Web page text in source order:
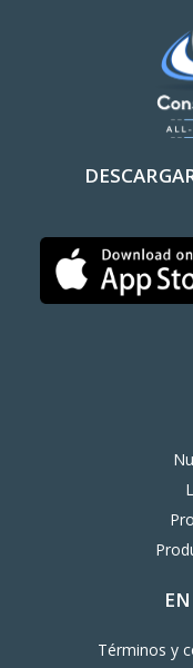
Términos y